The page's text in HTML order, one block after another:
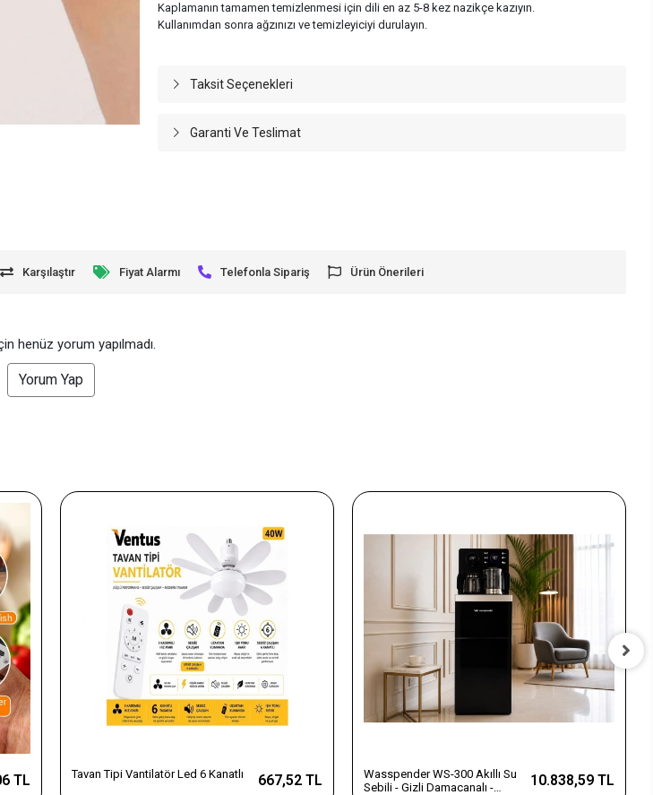
Kaplamanın tamamen temizlenmesi için dili en az 5-8 kez nazikçe kazıyın.
Kullanımdan sonra ağzınızı ve temizleyiciyi durulayın.
Taksit Seçenekleri
Garanti Ve Teslimat
Karşılaştır Fiyat Alarmı Telefonla Sipariş Ürün Önerileri
henüz yorum yapılmadı.
Yorum Yap
TL Tavan Tipi Vantilatör Led 6 Kanatlı 667,52 TL
Wasspender WS-300 Akıllı Su
Sebili - Gizli Damacanalı -
10.838,59 TL